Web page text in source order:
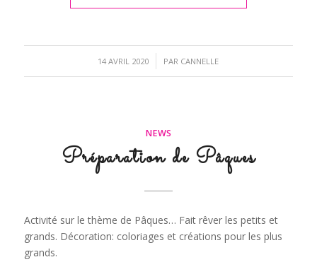
14 AVRIL 2020
/ PAR CANNELLE
NEWS
Préparation de Pâques
Activité sur le thème de Pâques… Fait rêver les petits et
grands. Décoration: coloriages et créations pour les plus
grands.